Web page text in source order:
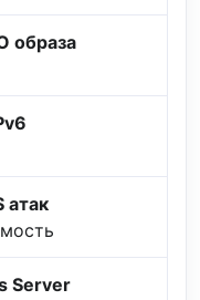
образа
атак
Server